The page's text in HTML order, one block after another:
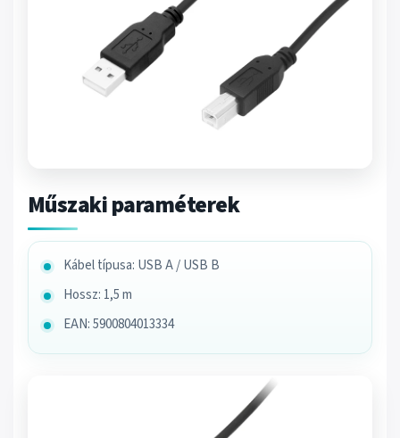
Műszaki paraméterek
Kábel típusa: USB A / USB B
Hossz: 1,5 m
EAN: 5900804013334